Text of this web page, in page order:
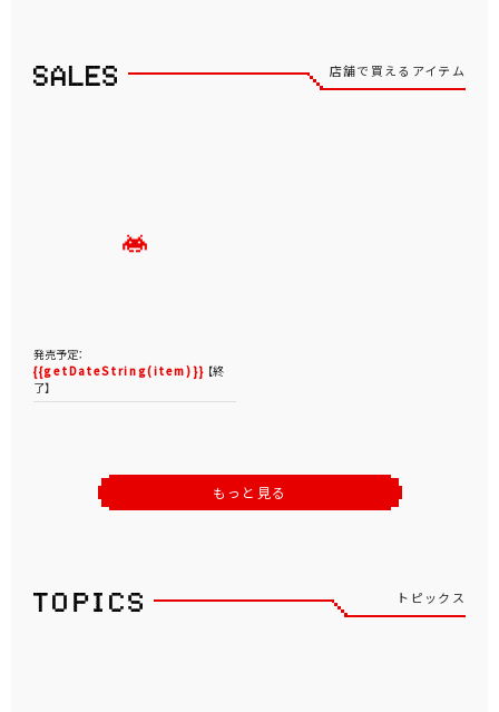
店舗で買えるアイテム
発売予定：
{{getDateString(item)}} 【終
了】
もっと見る
トピックス